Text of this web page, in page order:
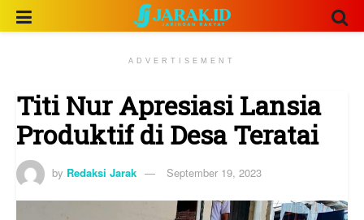
ADVERTISEMENT
Titi Nur Apresiasi Lansia
Produktif di Desa Teratai
by Redaksi Jarak September 19, 2023